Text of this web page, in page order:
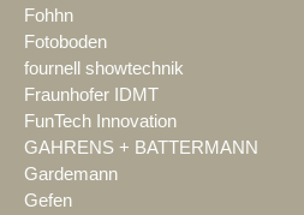
Fohhn
Fotoboden
fournell showtechnik
Fraunhofer IDMT
FunTech Innovation
GAHRENS + BATTERMANN
Gardemann
Gefen